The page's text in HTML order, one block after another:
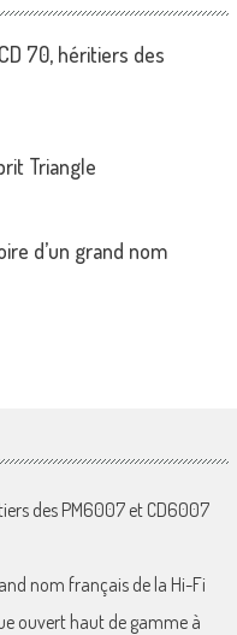
70, héritiers des
Triangle
d’un grand nom
des PM6007 et CD6007
nom français de la Hi-Fi
ouvert haut de gamme à